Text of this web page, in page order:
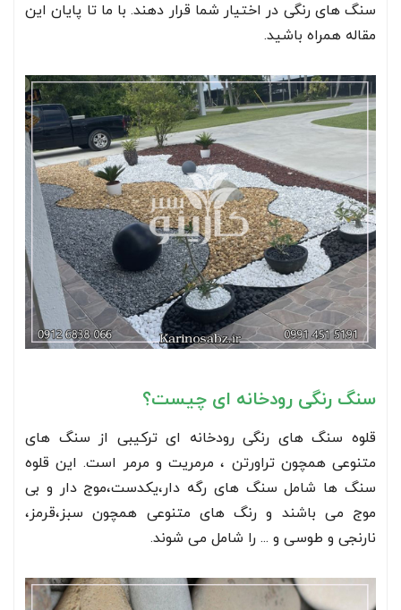
سنگ های رنگی در اختیار شما قرار دهند. با ما تا پایان این
مقاله همراه باشید.
سنگ رنگی رودخانه ای چیست؟
قلوه سنگ های رنگی رودخانه ای ترکیبی از سنگ های
متنوعی همچون تراورتن ، مرمریت و مرمر است. این قلوه
سنگ ها شامل سنگ های رگه دار،یکدست،موج دار و بی
موج می باشند و رنگ های متنوعی همچون سبز،قرمز،
نارنجی و طوسی و ... را شامل می شوند.